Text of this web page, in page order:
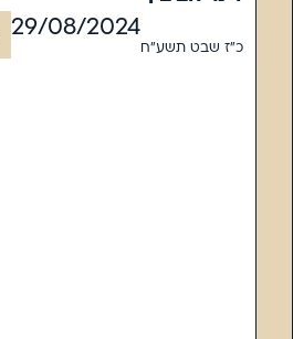
כ"ז שבט תשע"ח
29/08/2024